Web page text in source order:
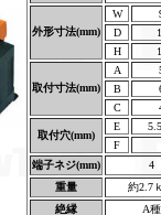
外形寸法(mm)
W
D
H
取付寸法(mm)
A
B
C
取付穴(mm)
E
F
端子ネジ(mm)
4
重量
約2.7
絶縁
A種